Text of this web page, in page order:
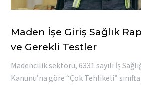
Maden İşe Giriş Sağlık
ve Gerekli Testler
Madencilik sektörü, 6331 sayılı İş
Kanunu’na göre “Çok Tehlikeli”